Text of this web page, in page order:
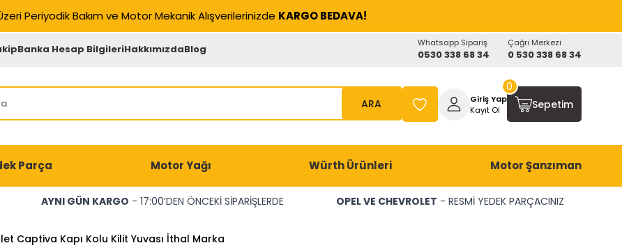
Periyodik Bakım ve Motor Mekanik Alışverilerinizde KARGO BEDAVA!
Banka Hesap BilgileriHakkımızdaBlog Whatsapp Sipariş
0530 338 68 34
Çağrı Merkezi
0 530 338 68 34
ARA
Giriş Yap
Kayıt Ol
Sepetim
0
Parça Motor Yağı Würth Ürünleri Motor Şanzıman
AYNI GÜN KARGO - 17:00’DEN ÖNCEKİ SİPARİŞLERDE OPEL VE CHEVROLET - RESMİ YEDEK PARÇACINIZ
Captiva Kapı Kolu Kilit Yuvası İthal Marka